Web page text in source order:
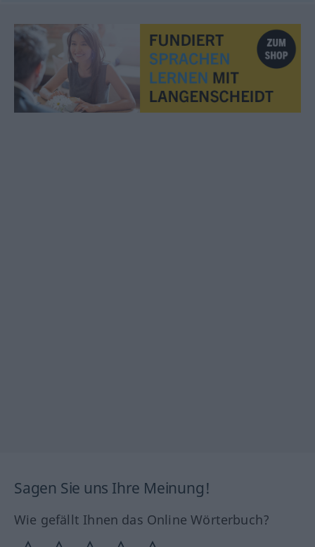
Sagen Sie uns Ihre Meinung!
Wie gefällt Ihnen das Online Wörterbuch?